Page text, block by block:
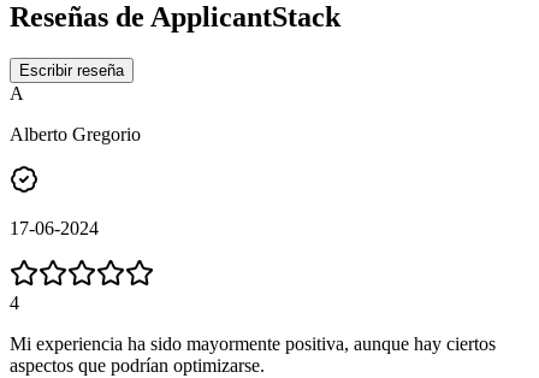
Reseñas de ApplicantStack
Escribir reseña
A
Alberto Gregorio
17-06-2024
4
Mi experiencia ha sido mayormente positiva, aunque hay ciertos
aspectos que podrían optimizarse.